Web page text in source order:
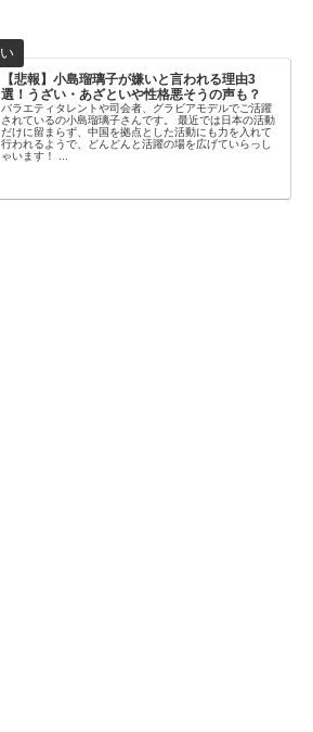
【悲報】小島瑠璃子が嫌いと言われる理由3
選！うざい・あざといや性格悪そうの声も？
バラエティタレントや司会者、グラビアモデルでご活躍
されているの小島瑠璃子さんです。 最近では日本の活動
だけに留まらず、中国を拠点とした活動にも力を入れて
行われるようで、どんどんと活躍の場を広げていらっし
ゃいます！ ...